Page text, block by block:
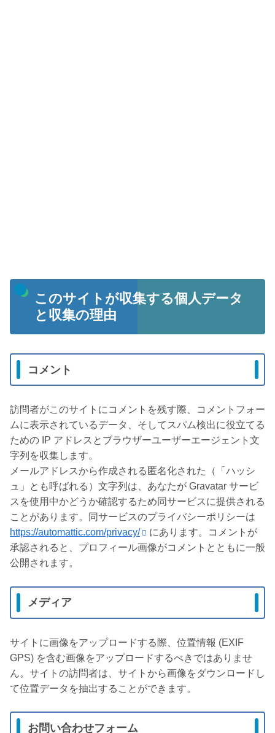
このサイトが収集する個人データ
と収集の理由
コメント
訪問者がこのサイトにコメントを残す際、コメントフォー
ムに表示されているデータ、そしてスパム検出に役立てる
ための IP アドレスとブラウザーユーザーエージェント文
字列を収集します。
メールアドレスから作成される匿名化された（「ハッシ
ュ」とも呼ばれる）文字列は、あなたが Gravatar サービ
スを使用中かどうか確認するため同サービスに提供される
ことがあります。同サービスのプライバシーポリシーは
https://automattic.com/privacy/
にあります。コメントが
承認されると、プロフィール画像がコメントとともに一般
公開されます。
メディア
サイトに画像をアップロードする際、位置情報 (EXIF
GPS) を含む画像をアップロードするべきではありませ
ん。サイトの訪問者は、サイトから画像をダウンロードし
て位置データを抽出することができます。
お問い合わせフォーム